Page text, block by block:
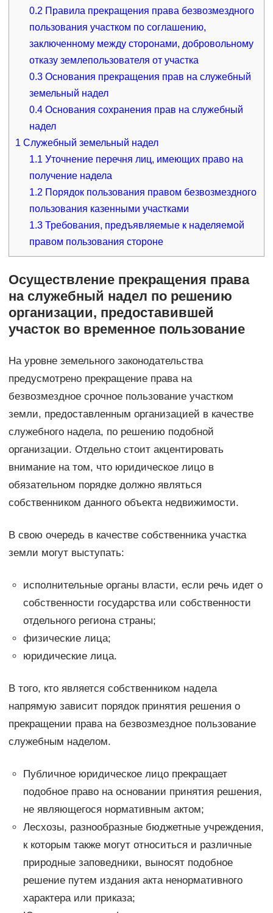
0.2 Правила прекращения права безвозмездного
пользования участком по соглашению,
заключенному между сторонами, добровольному
отказу землепользователя от участка
0.3 Основания прекращения прав на служебный
земельный надел
0.4 Основания сохранения прав на служебный
надел
1 Служебный земельный надел
1.1 Уточнение перечня лиц, имеющих право на
получение надела
1.2 Порядок пользования правом безвозмездного
пользования казенными участками
1.3 Требования, предъявляемые к наделяемой
правом пользования стороне
Осуществление прекращения права
на служебный надел по решению
организации, предоставившей
участок во временное пользование
На уровне земельного законодательства
предусмотрено прекращение права на
безвозмездное срочное пользование участком
земли, предоставленным организацией в качестве
служебного надела, по решению подобной
организации. Отдельно стоит акцентировать
внимание на том, что юридическое лицо в
обязательном порядке должно являться
собственником данного объекта недвижимости.
В свою очередь в качестве собственника участка
земли могут выступать:
исполнительные органы власти, если речь идет о
собственности государства или собственности
отдельного региона страны;
физические лица;
юридические лица.
В того, кто является собственником надела
напрямую зависит порядок принятия решения о
прекращении права на безвозмездное пользование
служебным наделом.
Публичное юридическое лицо прекращает
подобное право на основании принятия решения,
не являющегося нормативным актом;
Лесхозы, разнообразные бюджетные учреждения,
к которым также могут относиться и различные
природные заповедники, выносят подобное
решение путем издания акта ненормативного
характера или приказа;